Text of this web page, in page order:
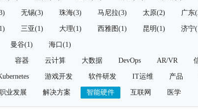
无锡(3) 珠海(3) 马尼拉(3) 太原(2) 广东
三亚(1) 大理(1) 西雅图(1) 昆明(1) 济宁
曼谷(1) 海口(1)
容器 云计算 大数据 DevOps AR/VR
游戏开发 软件研发 IT运维 产品
业发展 解决方案 智能硬件 互联网 医学